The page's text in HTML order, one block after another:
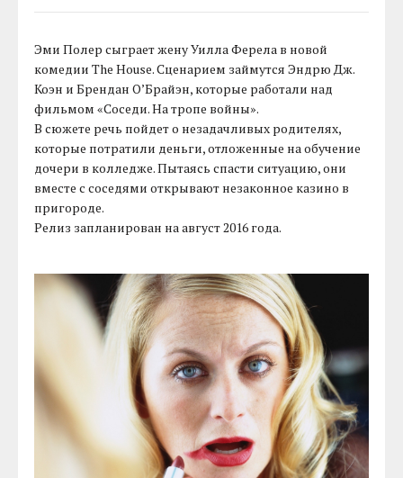
Эми Полер сыграет жену Уилла Ферела в новой
комедии The House. Сценарием займутся Эндрю Дж.
Коэн и Брендан О’Брайэн, которые работали над
фильмом «Соседи. На тропе войны».
В сюжете речь пойдет о незадачливых родителях,
которые потратили деньги, отложенные на обучение
дочери в колледже. Пытаясь спасти ситуацию, они
вместе с соседями открывают незаконное казино в
пригороде.
Релиз запланирован на август 2016 года.